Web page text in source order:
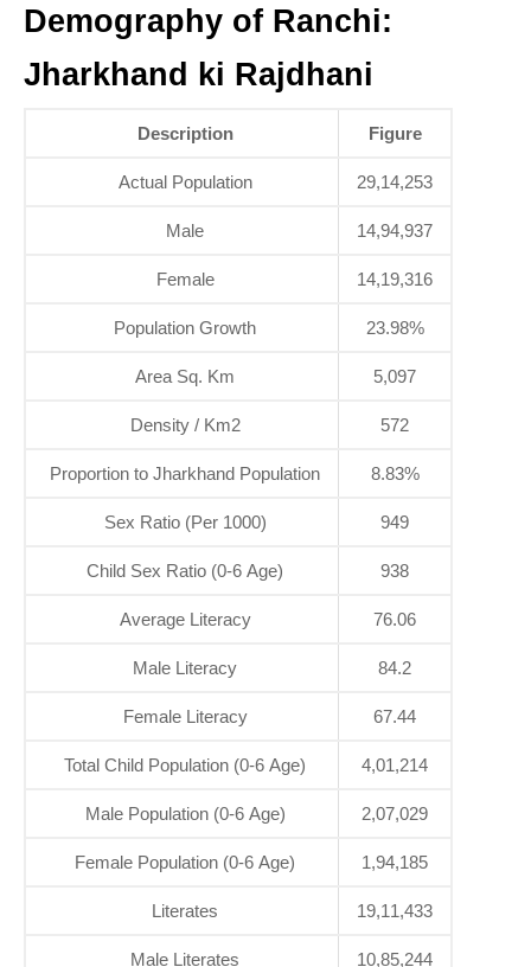
Demography of Ranchi:
Jharkhand ki Rajdhani
Description Figure
Actual Population 29,14,253
Male 14,94,937
Female 14,19,316
Population Growth 23.98%
Area Sq. Km 5,097
Density / Km2 572
Proportion to Jharkhand Population 8.83%
Sex Ratio (Per 1000) 949
Child Sex Ratio (0-6 Age) 938
Average Literacy 76.06
Male Literacy 84.2
Female Literacy 67.44
Total Child Population (0-6 Age) 4,01,214
Male Population (0-6 Age) 2,07,029
Female Population (0-6 Age) 1,94,185
Literates 19,11,433
Male Literates 10,85,244